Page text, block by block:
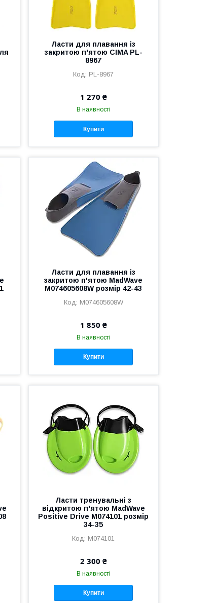
Ласти для плавання із
закритою п'ятою CIMA PL-
8967
PL-8967
1 270 ₴
В наявності
Купити
Ласти для плавання із
закритою п'ятою MadWave
M074605608W розмір 42-43
M074605608W
1 850 ₴
В наявності
Купити
Ласти тренувальні з
відкритою п'ятою MadWave
Positive Drive M074101 розмір
34-35
M074101
2 300 ₴
В наявності
Купити